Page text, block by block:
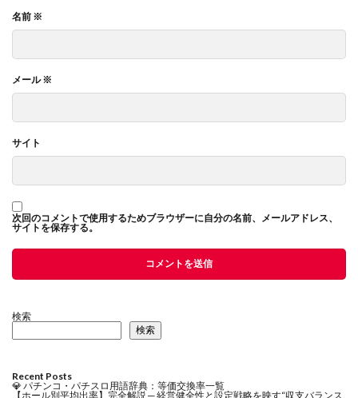
名前 ※
メール※
サイト
次回のコメントで使用するためブラウザーに自分の名前、メールアドレス、
サイトを保存する。
検索
検索
Recent Posts
💎 パチンコ・パチスロ用語辞典：等価交換率一覧
【ホール別平均出率】完全解説 ─ 経営健全性と設定戦略を映す“収支バランス